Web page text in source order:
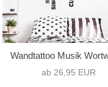
Wandtattoo Musik
ab 26,95 EUR